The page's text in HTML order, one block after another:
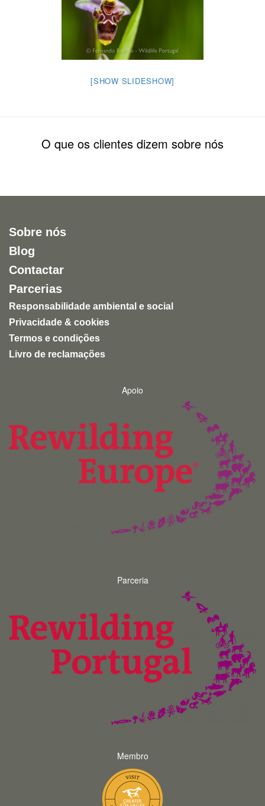
[SHOW SLIDESHOW]
O que os clientes dizem sobre nós
Sobre nós
Blog
Contactar
Parcerias
Responsabilidade ambiental e social
Privacidade & cookies
Termos e condições
Livro de reclamações
Apoio
Parceria
Membro